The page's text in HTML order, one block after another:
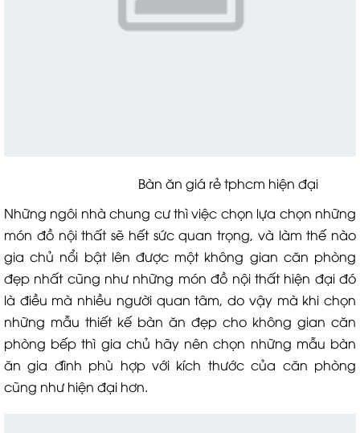
Bàn ăn giá rẻ tphcm hiện đại
Những ngôi nhà chung cư thì việc chọn lựa chọn những
món đồ nội thất sẽ hết sức quan trọng, và làm thế nào
gia chủ nổi bật lên được một không gian căn phòng
đẹp nhất cũng như những món đồ nội thất hiện đại đó
là điều mà nhiều người quan tâm, do vậy mà khi chọn
những mẫu thiết kế bàn ăn đẹp cho không gian căn
phòng bếp thì gia chủ hãy nên chọn những mẫu bàn
ăn gia đình phù hợp với kích thước của căn phòng
cũng như hiện đại hơn.